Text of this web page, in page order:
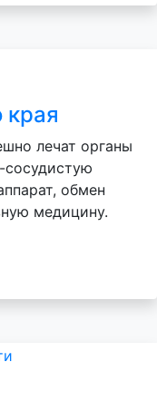
края
лечат органы
обмен
медицину.